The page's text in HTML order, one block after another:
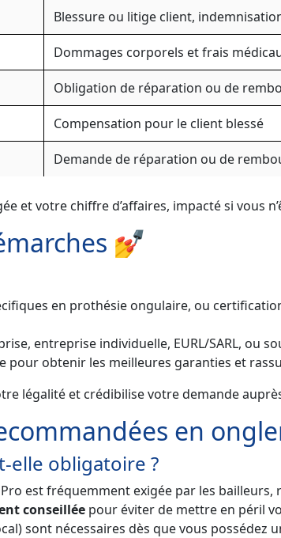
Blessure ou litige client,
Dommages corporels et frais
Obligation de réparation ou de
Compensation pour le client blessé
Demande de réparation ou de
et votre chiffre d’affaires, impacté si vous
💅
en prothésie ongulaire, ou
entreprise individuelle, EURL/SARL, ou
pour obtenir les meilleures garanties et
légalité et crédibilise votre demande
en
elle obligatoire ?
Pro est fréquemment exigée par les bailleurs,
conseillée pour éviter de mettre en péril
sont nécessaires dès que vous possédez